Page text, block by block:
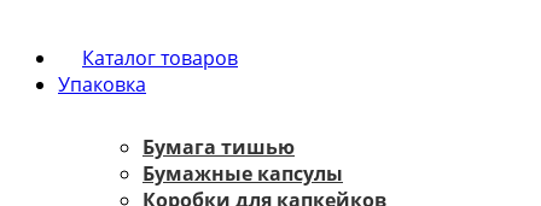
Каталог товаров
Упаковка
Бумага тишью
Бумажные капсулы
Коробки для капкейков